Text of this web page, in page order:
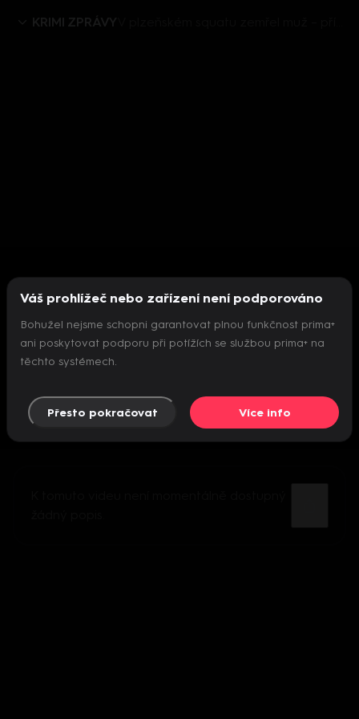
KRIMI ZPRÁVY
Nepodařilo se inicializovat přehrávač
Váš prohlížeč nebo zařízení není podporováno
Bohužel nejsme schopni garantovat plnou funkčnost prima+
ani poskytovat podporu při potížích se službou prima+ na
těchto systémech.
Přesto pokračovat Více info